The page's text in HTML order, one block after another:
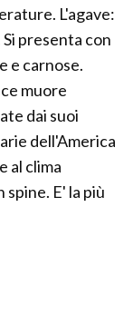
L'agave:
presenta con
e carnose.
muore
dai suoi
dell'America
al clima
E' la più